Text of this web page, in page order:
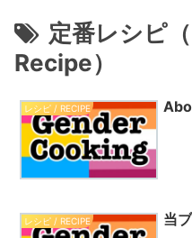
定番レシピ
Recipe）
レシピ / RECIPE
レシピ / RECIPE 当